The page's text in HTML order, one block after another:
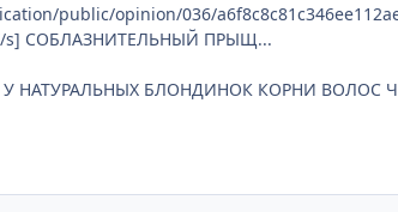
public/opinion/036/
s] СОБЛАЗНИТЕЛЬНЫЙ ПРЫЩ...
НАТУРАЛЬНЫХ БЛОНДИНОК КОРНИ ВОЛОС